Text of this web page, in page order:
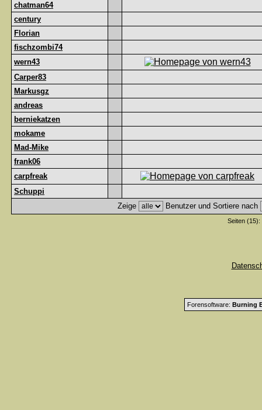
chatman64
century
Florian
fischzombi74
wern43
Carper83
Markusgz
andreas
berniekatzen
mokame
Mad-Mike
frank06
carpfreak
Schuppi
Zeige
Benutzer und Sortiere nach
Seiten (15):
Forensoftware: Burning